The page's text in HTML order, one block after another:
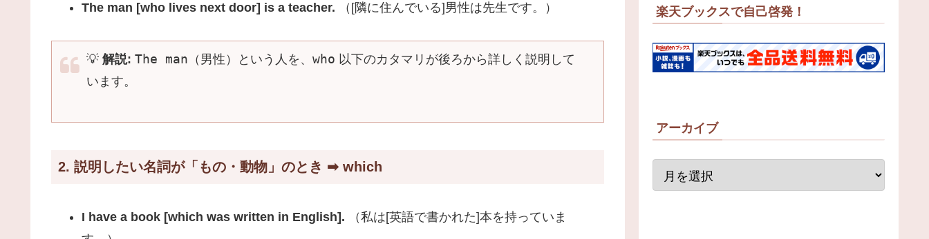
The man [who lives next door] is a teacher. （[隣に住んでいる]男性は先生です。）
💡 解説: The man （男性）という人を、 who 以下のカタマリが後ろから詳しく説明して
います。
2. 説明したい名詞が「もの・動物」のとき ➡ which
I have a book [which was written in English]. （私は[英語で書かれた]本を持っていま
楽天ブックスで自己啓発！
アーカイブ